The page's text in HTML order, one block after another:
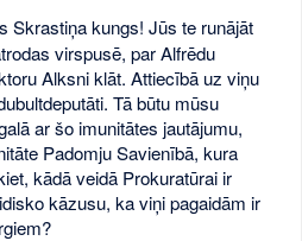
Skrastiņa kungs! Jūs te runājāt
virspusē, par Alfrēdu
Alksni klāt. Attiecībā uz viņu
Tā būtu mūsu
ar šo imunitātes jautājumu,
Padomju Savienībā, kura
kādā veidā Prokuratūrai ir
kāzusu, ka viņi pagaidām ir